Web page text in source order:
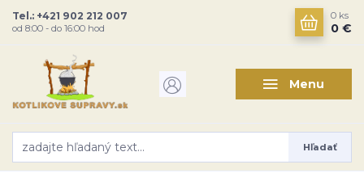
Menu
Hľadať
Tel.: +421 902 212 007
od 8:00 - do 16:00 hod
0 ks
0 €